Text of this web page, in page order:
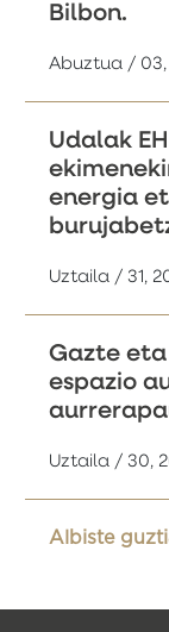
Bilbon.
Abuztua / 03,
Udalak
energia
Uztaila / 31,
Gazte
espazio
Uztaila / 30,
Albiste